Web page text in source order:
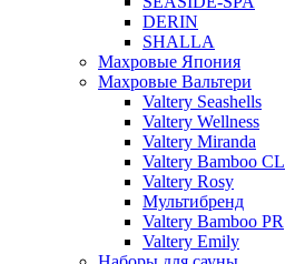
DERIN
SHALLA
Махровые Япония
Махровые Вальтери
Valtery Seashells
Valtery Wellness
Valtery Miranda
Valtery Bamboo CL
Valtery Rosy
Мультибренд
Valtery Bamboo PR
Valtery Emily